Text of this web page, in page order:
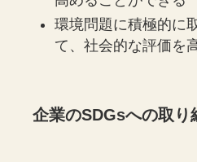
環境問題に積極的に
て、社会的な評価を
企業のSDGsへの取り